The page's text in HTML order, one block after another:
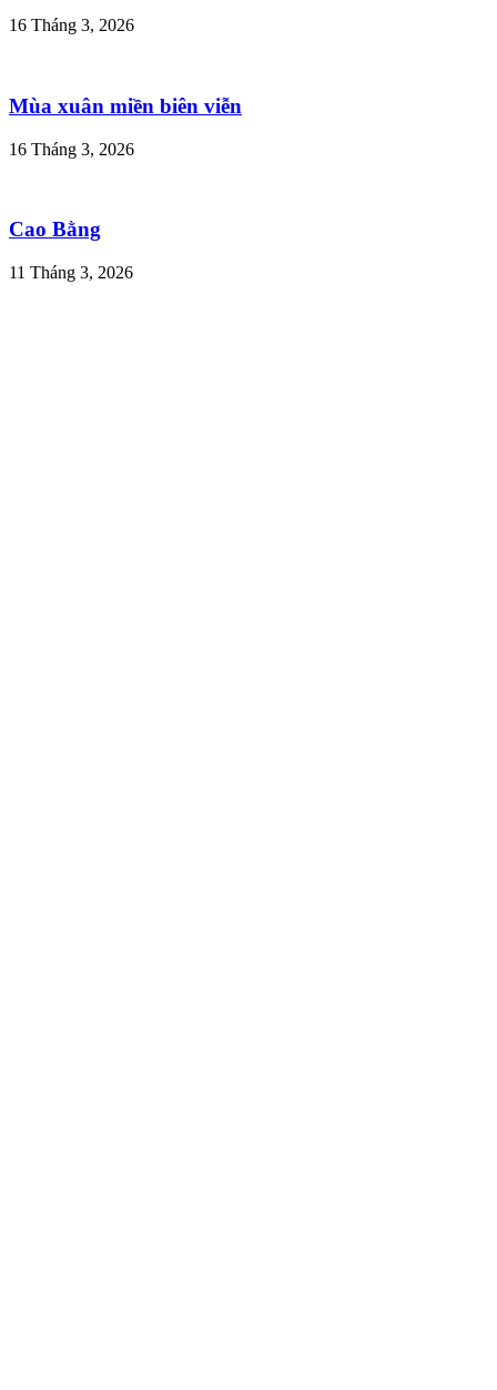
16 Tháng 3, 2026
Mùa xuân miền biên viễn
16 Tháng 3, 2026
Cao Bằng
11 Tháng 3, 2026